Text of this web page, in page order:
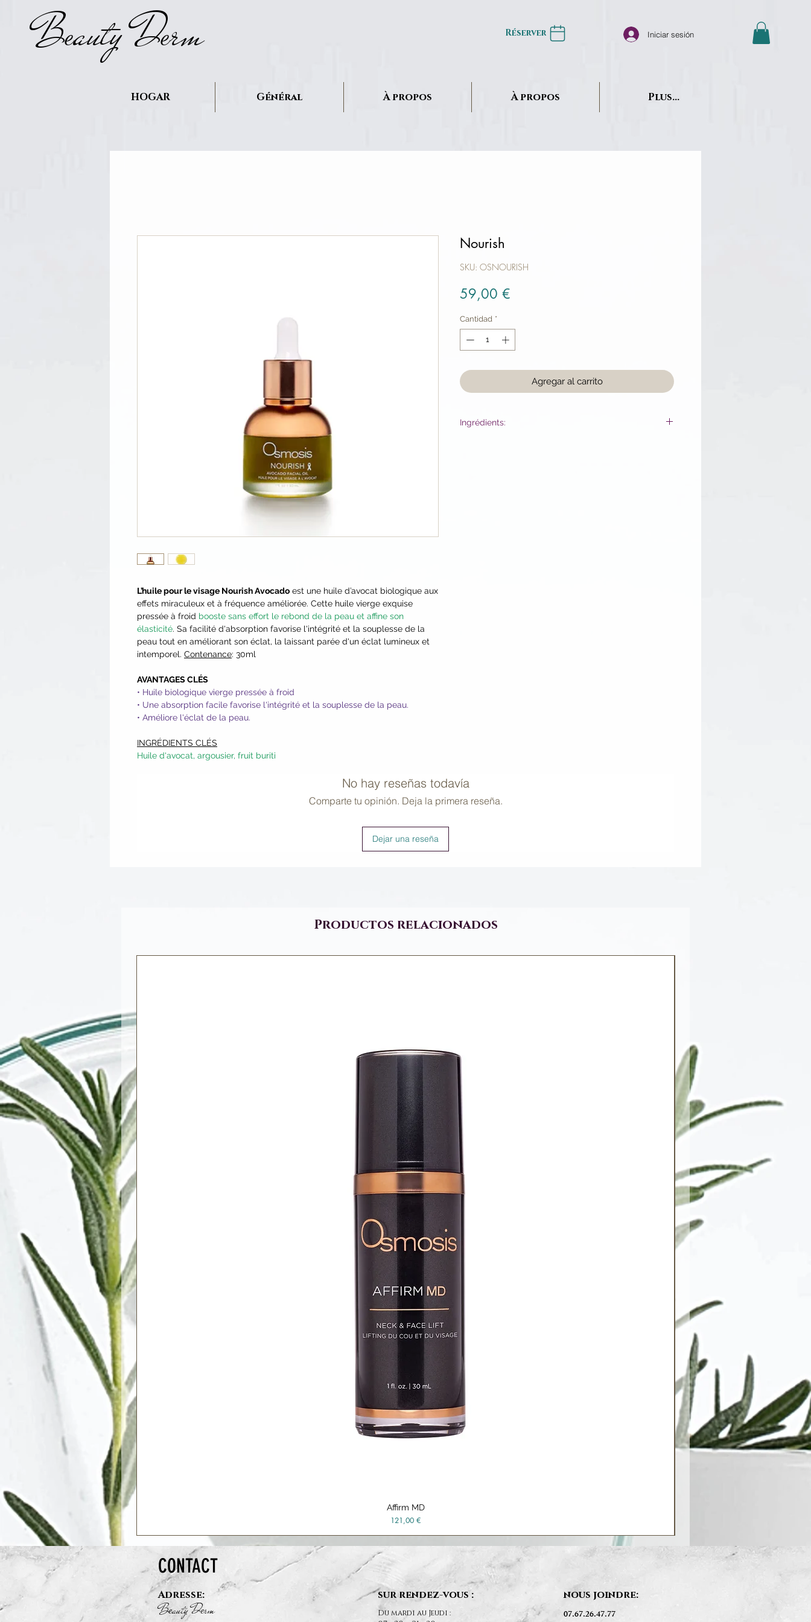
Beauty Derm Réserver Iniciar sesión
HOGAR Général À propos À propos Plus...
L’huile pour le visage Nourish Avocado est une huile d’avocat biologique aux
effets miraculeux et à fréquence améliorée. Cette huile vierge exquise
pressée à froid booste sans effort le rebond de la peau et affine son
élasticité. Sa facilité d'absorption favorise l'intégrité et la souplesse de la
peau tout en améliorant son éclat, la laissant parée d'un éclat lumineux et
intemporel. Contenance: 30ml
AVANTAGES CLÉS
• Huile biologique vierge pressée à froid
• Une absorption facile favorise l'intégrité et la souplesse de la peau.
• Améliore l'éclat de la peau.
INGRÉDIENTS CLÉS
Huile d'avocat, argousier, fruit buriti
Nourish
SKU: OSNOURISH
59,00 €
Cantidad *
Agregar al carrito
Ingrédients:
No hay reseñas todavía
Comparte tu opinión. Deja la primera reseña.
Dejar una reseña
Productos relacionados
Vista rápida
Affirm MD
Precio
121,00 €
CONTACT
Adresse:
Beauty Derm
sur rendez-vous :
Du mardi au Jeudi :
nous joindre:
07.67.26.47.77